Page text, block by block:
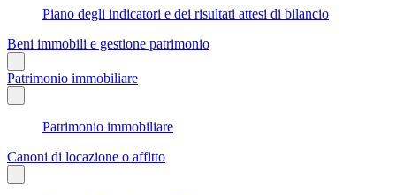
Piano degli indicatori e dei risultati attesi di bilancio
Beni immobili e gestione patrimonio
Patrimonio immobiliare
Patrimonio immobiliare
Canoni di locazione o affitto